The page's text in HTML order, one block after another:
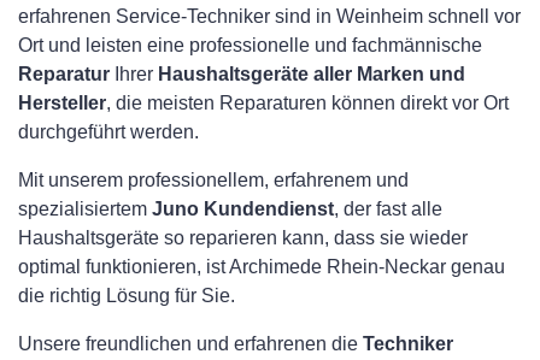
erfahrenen Service-Techniker sind in Weinheim schnell vor
Ort und leisten eine professionelle und fachmännische
Reparatur Ihrer Haushaltsgeräte aller Marken und
Hersteller, die meisten Reparaturen können direkt vor Ort
durchgeführt werden.
Mit unserem professionellem, erfahrenem und
spezialisiertem Juno Kundendienst, der fast alle
Haushaltsgeräte so reparieren kann, dass sie wieder
optimal funktionieren, ist Archimede Rhein-Neckar genau
die richtig Lösung für Sie.
Unsere freundlichen und erfahrenen die Techniker